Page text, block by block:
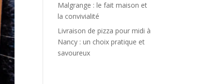
Malgrange : le fait maison et
la convivialité
Livraison de pizza pour midi à
Nancy : un choix pratique et
savoureux